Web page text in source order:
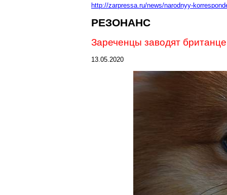
http://zarpressa.ru/news/narodnyy-
РЕЗОНАНС
Зареченцы заводят
13.05.2020